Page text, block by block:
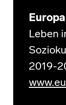
Leben
2019-